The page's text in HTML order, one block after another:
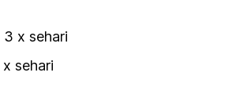
x sehari
sehari